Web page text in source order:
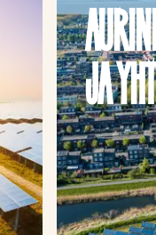
JA